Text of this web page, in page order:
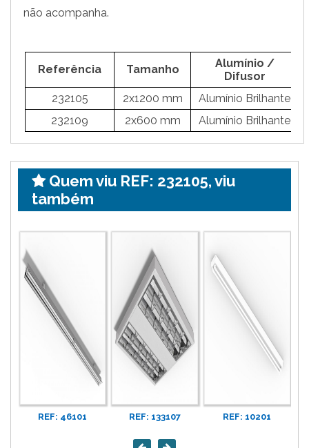
não acompanha.
Referência Tamanho
Alumínio /
Difusor
232105 2x1200 mm
Alumínio Brilhante
232109
2x600 mm Alumínio Brilhante
Quem viu REF: 232105, viu
também
REF: 46101 REF: 133107 REF: 10201